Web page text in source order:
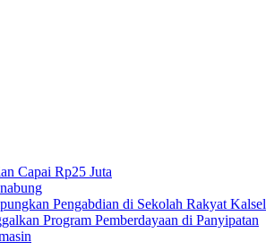
Capai Rp25 Juta
Pengabdian di Sekolah Rakyat Kalsel
Program Pemberdayaan di Panyipatan